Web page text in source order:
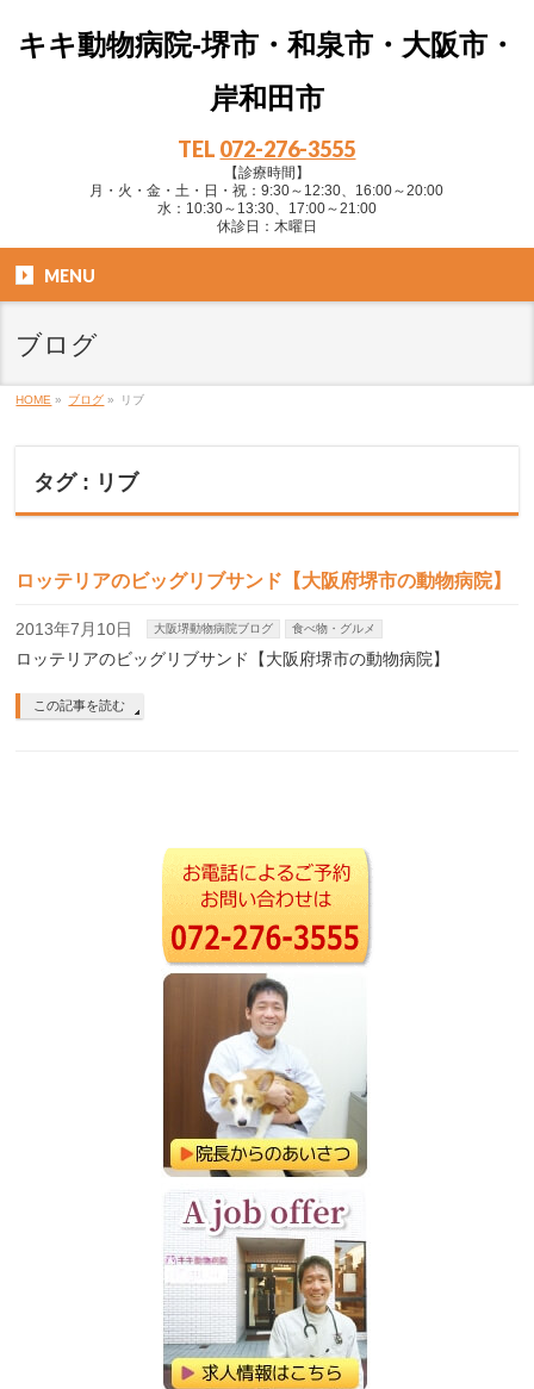
キキ動物病院-堺市・和泉市・大阪市・
岸和田市
TEL 072-276-3555
【診療時間】
月・火・金・土・日・祝：9:30～12:30、16:00～20:00
水：10:30～13:30、17:00～21:00
休診日：木曜日
MENU
ブログ
HOME » ブログ » リブ
タグ : リブ
ロッテリアのビッグリブサンド【大阪府堺市の動物病院】
2013年7月10日 大阪堺動物病院ブログ 食べ物・グルメ
ロッテリアのビッグリブサンド【大阪府堺市の動物病院】
この記事を読む